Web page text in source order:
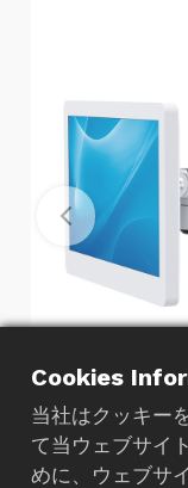
Cookies
当社はクッキー
て当ウェブサイ
めに、ウェブサ